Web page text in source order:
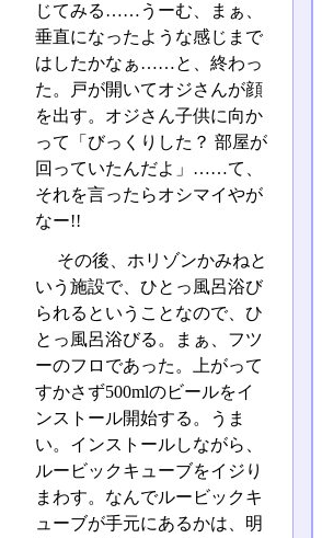
じてみる……うーむ、まぁ、
垂直になったような感じまで
はしたかなぁ……と、終わっ
た。戸が開いてオジさんが顔
を出す。オジさん子供に向か
って「びっくりした？ 部屋が
回っていたんだよ」……て、
それを言ったらオシマイやが
なー!!
その後、ホリゾンかみねと
いう施設で、ひとっ風呂浴び
られるということなので、ひ
とっ風呂浴びる。まぁ、フツ
ーのフロであった。上がって
すかさず500mlのビールをイ
ンストール開始する。うま
い。インストールしながら、
ルービックキューブをイジり
まわす。なんでルービックキ
ューブが手元にあるかは、明